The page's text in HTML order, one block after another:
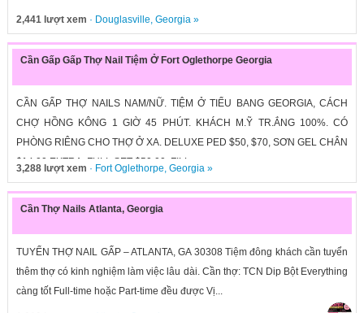
2,441 lượt xem · Douglasville, Georgia»
Cần Gấp Gấp Thợ Nail Tiệm Ở Fort Oglethorpe Georgia
CẦN GẤP THỢ NAILS NAM/NỮ. TIỆM Ở TIỂU BANG GEORGIA, CÁCH
CHỢ HỒNG KÔNG 1 GIỜ 45 PHÚT. KHÁCH M.Ỹ TR.ẮNG 100%. CÓ
PHÒNG RIÊNG CHO THỢ Ở XA. DELUXE PED $50, $70, SƠN GEL CHÂN
$14.00 EXTRA, FULL SET $50.00, FILL...
3,288 lượt xem · Fort Oglethorpe, Georgia»
Cần Thợ Nails Atlanta, Georgia
TUYỂN THỢ NAIL GẤP – ATLANTA, GA 30308 Tiệm đông khách cần tuyển
thêm thợ có kinh nghiệm làm việc lâu dài. Cần thợ: TCN Dip Bột Everything
càng tốt Full-time hoặc Part-time đều được Vị...